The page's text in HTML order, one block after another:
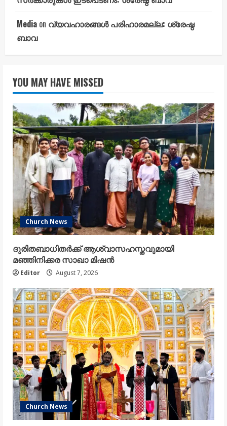
Media on വ്യവഹാരങ്ങൾ പരിഹാരമല്ല: ശ്രേഷ്ഠ
ബാവ
YOU MAY HAVE MISSED
Church News
ദുരിതബാധിതർക്ക് ആശ്വാസഹസ്തവുമായി
മഞ്ഞിനിക്കര സാഖാ മിഷൻ
Editor August 7, 2026
Church News